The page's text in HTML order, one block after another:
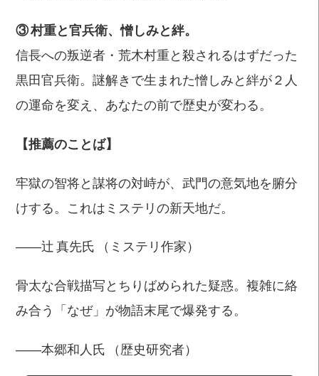
③ 村重と官兵衛、憎しみと絆。
信長への叛逆者・荒木村重と殺されるはずだった
黒田官兵衛。謎解きで生まれた憎しみと絆が２人
の運命を変え、あなたの前で歴史が変わる。
【推薦のことば】​
牢獄の智将と謀将の対峙が、武門の意気地を腑分
けする。これはミステリの新天地だ。
――辻 真先氏 （ミステリ作家）
骨太な合戦描写とちりばめられた疑惑。複雑に絡
み合う「なぜ」が物語末尾で爆発する。
――本郷和人氏 （歴史研究者）